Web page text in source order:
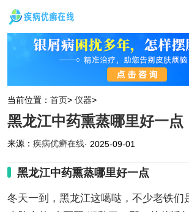
当前位置： 首页> 仪器>
黑龙江中药熏蒸哪里好一点
来源： 疾病优癣在线· 2025-09-01
黑龙江中药熏蒸哪里好一点
冬天一到，黑龙江这噶哒，不少老铁们